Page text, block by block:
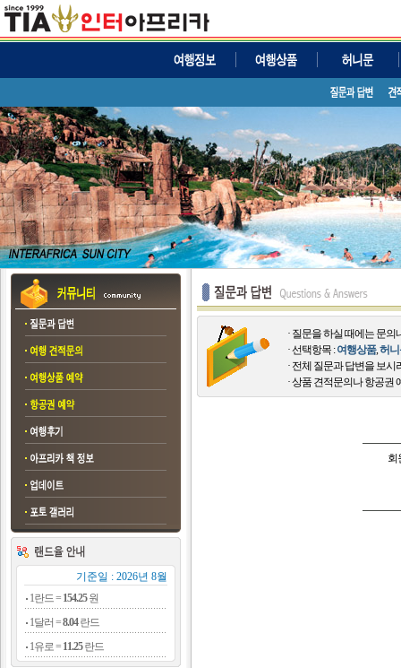
기준일 : 2026년 8월
1란드 = 154.25원
1달러 =8.04란드
1유로 = 11.25란드
· 질문을 하실 때에는 문
· 선택항목 :여행상품,허
· 전체 질문과 답변을 보
· 상품 견적문의나 항공권
회